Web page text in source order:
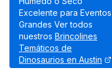
Excelente para Eventos
Grandes Ver todos
nuestros Brincolines
Temáticos de
Dinosaurios en Austin